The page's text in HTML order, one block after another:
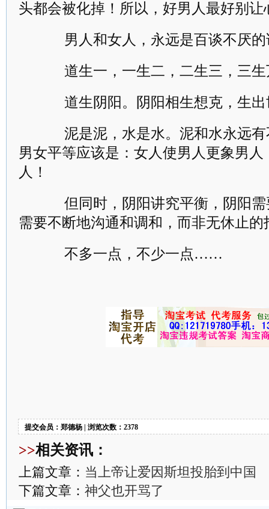
头都会被化掉！所以，好男人最好别
男人和女人，永远是百谈不厌的
道生一，一生二，二生三，三
道生阴阳。阴阳相生想克，生出
泥是泥，水是水。泥和水永远有
男女平等应该是：女人使男人更象男
人！
但同时，阴阳讲究平衡，阴阳需
需要不断地沟通和调和，而非无休止的
不多一点，不少一点……
提交会员：郑德杨 | 浏览次数：2378
>>相关资讯：
上篇文章： 当上帝让爱因斯坦投胎到中国
下篇文章： 神父也开骂了